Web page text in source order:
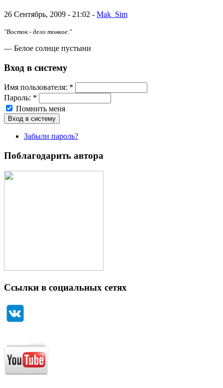
26 Сентябрь, 2009 - 21:02 - Mak_Sim
"Восток - дело тонкое."
— Белое солнце пустыни
Вход в систему
Имя пoльзовaтeля: *
Пароль: *
Помнить меня
Забыли пароль?
Поблагодарить автора
Ссылки в социальных сетях